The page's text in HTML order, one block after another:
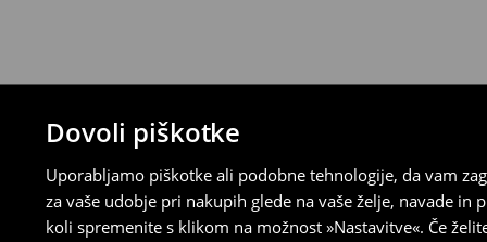
Dovoli piškotke
Uporabljamo piškotke ali podobne tehnologije, da vam
za vaše udobje pri nakupih glede na vaše želje, navade
koli spremenite s klikom na možnost »Nastavitve«. Če